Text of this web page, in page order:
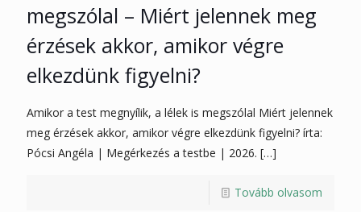
megszólal – Miért jelennek meg
érzések akkor, amikor végre
elkezdünk figyelni?
Amikor a test megnyílik, a lélek is megszólal Miért jelennek
meg érzések akkor, amikor végre elkezdünk figyelni? írta:
Pócsi Angéla | Megérkezés a testbe | 2026. […]
Tovább olvasom